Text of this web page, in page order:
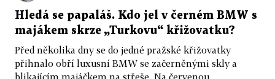
Hledá se papaláš. Kdo jel v černém BMW s
majákem skrze „Turkovu“ křižovatku?
Před několika dny se do jedné pražské křižovatky
přihnalo obří luxusní BMW se začerněnými skly a
blikajícím majáčkem na střeše. Na červenou...